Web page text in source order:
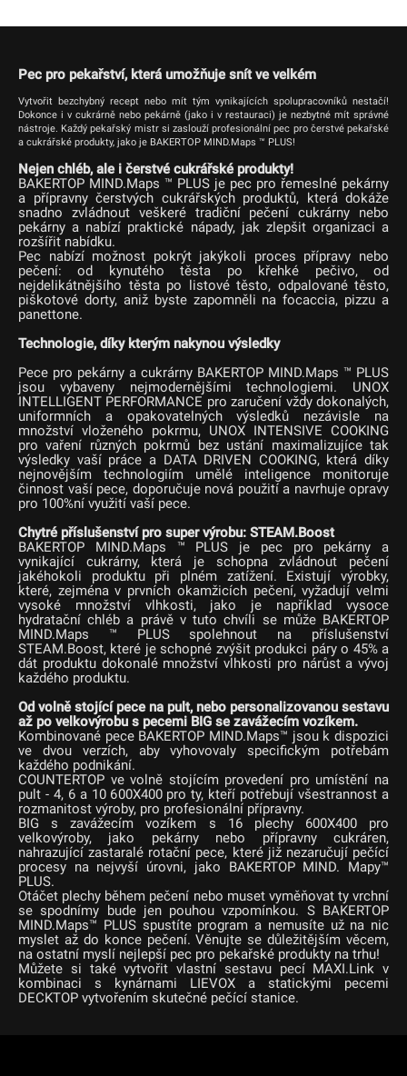
Pec pro pekařství, která umožňuje snít ve velkém
Vytvořit bezchybný recept nebo mít tým vynikajících spolupracovníků nestačí!
Dokonce i v cukrárně nebo pekárně (jako i v restauraci) je nezbytné mít správné
nástroje. Každý pekařský mistr si zaslouží profesionální pec pro čerstvé pekařské
a cukrářské produkty, jako je BAKERTOP MIND.Maps ™ PLUS!
Nejen chléb, ale i čerstvé cukrářské produkty!
BAKERTOP MIND.Maps ™ PLUS je pec pro řemeslné pekárny
a přípravny čerstvých cukrářských produktů, která dokáže
snadno zvládnout veškeré tradiční pečení cukrárny nebo
pekárny a nabízí praktické nápady, jak zlepšit organizaci a
rozšířit nabídku.
Pec nabízí možnost pokrýt jakýkoli proces přípravy nebo
pečení: od kynutého těsta po křehké pečivo, od
nejdelikátnějšího těsta po listové těsto, odpalované těsto,
piškotové dorty, aniž byste zapomněli na focaccia, pizzu a
panettone.
Technologie, díky kterým nakynou výsledky
Pece pro pekárny a cukrárny BAKERTOP MIND.Maps ™ PLUS
jsou vybaveny nejmodernějšími technologiemi. UNOX
INTELLIGENT PERFORMANCE pro zaručení vždy dokonalých,
uniformních a opakovatelných výsledků nezávisle na
množství vloženého pokrmu, UNOX INTENSIVE COOKING
pro vaření různých pokrmů bez ustání maximalizujíce tak
výsledky vaší práce a DATA DRIVEN COOKING, která díky
nejnovějším technologiím umělé inteligence monitoruje
činnost vaší pece, doporučuje nová použití a navrhuje opravy
pro 100%ní využití vaší pece.
Chytré příslušenství pro super výrobu: STEAM.Boost
BAKERTOP MIND.Maps ™ PLUS je pec pro pekárny a
vynikající cukrárny, která je schopna zvládnout pečení
jakéhokoli produktu při plném zatížení. Existují výrobky,
které, zejména v prvních okamžicích pečení, vyžadují velmi
vysoké množství vlhkosti, jako je například vysoce
hydratační chléb a právě v tuto chvíli se může BAKERTOP
MIND.Maps ™ PLUS spolehnout na příslušenství
STEAM.Boost, které je schopné zvýšit produkci páry o 45% a
dát produktu dokonalé množství vlhkosti pro nárůst a vývoj
každého produktu.
Od volně stojící pece na pult, nebo personalizovanou sestavu
až po velkovýrobu s pecemi BIG se zavážecím vozíkem.
Kombinované pece BAKERTOP MIND.Maps™ jsou k dispozici
ve dvou verzích, aby vyhovovaly specifickým potřebám
každého podnikání.
COUNTERTOP ve volně stojícím provedení pro umístění na
pult - 4, 6 a 10 600X400 pro ty, kteří potřebují všestrannost a
rozmanitost výroby, pro profesionální přípravny.
BIG s zavážecím vozíkem s 16 plechy 600X400 pro
velkovýroby, jako pekárny nebo přípravny cukráren,
nahrazující zastaralé rotační pece, které již nezaručují pečící
procesy na nejvyší úrovni, jako BAKERTOP MIND. Mapy™
PLUS.
Otáčet plechy během pečení nebo muset vyměňovat ty vrchní
se spodnímy bude jen pouhou vzpomínkou. S BAKERTOP
MIND.Maps™ PLUS spustíte program a nemusíte už na nic
myslet až do konce pečení. Věnujte se důležitějším věcem,
na ostatní myslí nejlepší pec pro pekařské produkty na trhu!
Můžete si také vytvořit vlastní sestavu pecí MAXI.Link v
kombinaci s kynárnami LIEVOX a statickými pecemi
DECKTOP vytvořením skutečné pečící stanice.